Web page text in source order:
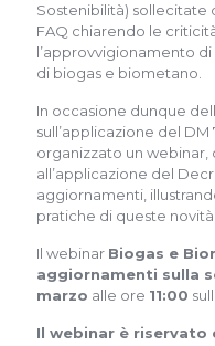
Sostenibilità) sollecitate
FAQ chiarendo le
l’approvvigionamento
di biogas e biometano.
In occasione dunque
sull’applicazione del DM
organizzato un
all’applicazione del
aggiornamenti,
pratiche di queste novità.
Il webinar Biogas e
aggiornamenti sulla
marzo alle ore 11:00
Il webinar è riservato